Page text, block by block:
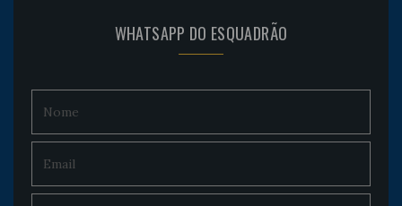
WHATSAPP DO ESQUADRÃO